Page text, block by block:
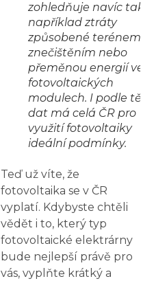
zohledňuje navíc také
například ztráty
způsobené terénem,
znečištěním nebo
přeměnou energií ve
fotovoltaických
modulech. I podle
dat má celá ČR pro
využití fotovoltaiky
ideální podmínky.
Teď už víte, že
fotovoltaika se v ČR
vyplatí. Kdybyste chtěli
vědět i to, který typ
fotovoltaické elektrárny
bude nejlepší právě pro
vás, vyplňte krátký a